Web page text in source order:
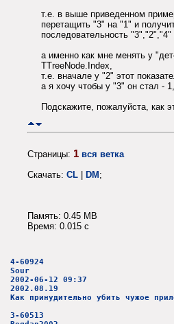
т.е. в выше приведенном
перетащить "3" на "1" и
последовательность "3","2","4"
а именно как мне менять у
TTreeNode.Index,
т.е. вначале у "2" этот
а я хочу чтобы у "3" он стал -
Подскажите, пожалуйста, как
Страницы: 1 вся ветка
Скачать: CL | DM;
Память: 0.45 MB
Время: 0.015 c
4-60924
Sour
2002-06-12 09:37
2002.08.19
Как принудительно убить чужое
3-60513